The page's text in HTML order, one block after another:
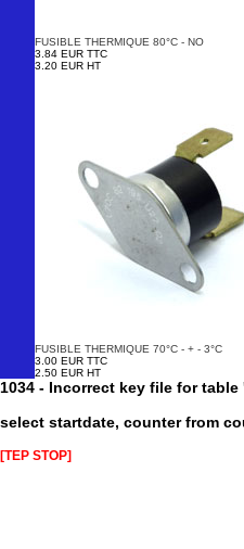
FUSIBLE THERMIQUE 80°C - NO
3.84 EUR TTC
3.20 EUR HT
FUSIBLE THERMIQUE 70°C - + - 3°C
3.00 EUR TTC
2.50 EUR HT
1034 - Incorrect key file for
select startdate, counter from
[TEP STOP]